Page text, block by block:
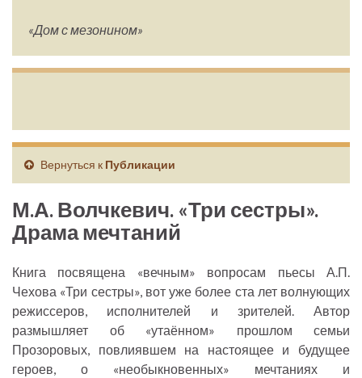
«Дом с мезонином»
Вернуться к Публикации
М.А. Волчкевич. «Три сестры».
Драма мечтаний
Книга посвящена «вечным» вопросам пьесы А.П.
Чехова «Три сестры», вот уже более ста лет волнующих
режиссеров, исполнителей и зрителей. Автор
размышляет об «утаённом» прошлом семьи
Прозоровых, повлиявшем на настоящее и будущее
героев, о «необыкновенных» мечтаниях и